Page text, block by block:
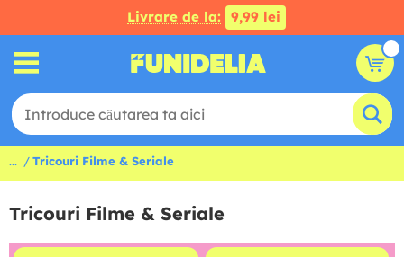
Livrare de la: 9,99 lei
... Tricouri Filme & Seriale
Tricouri Filme & Seriale